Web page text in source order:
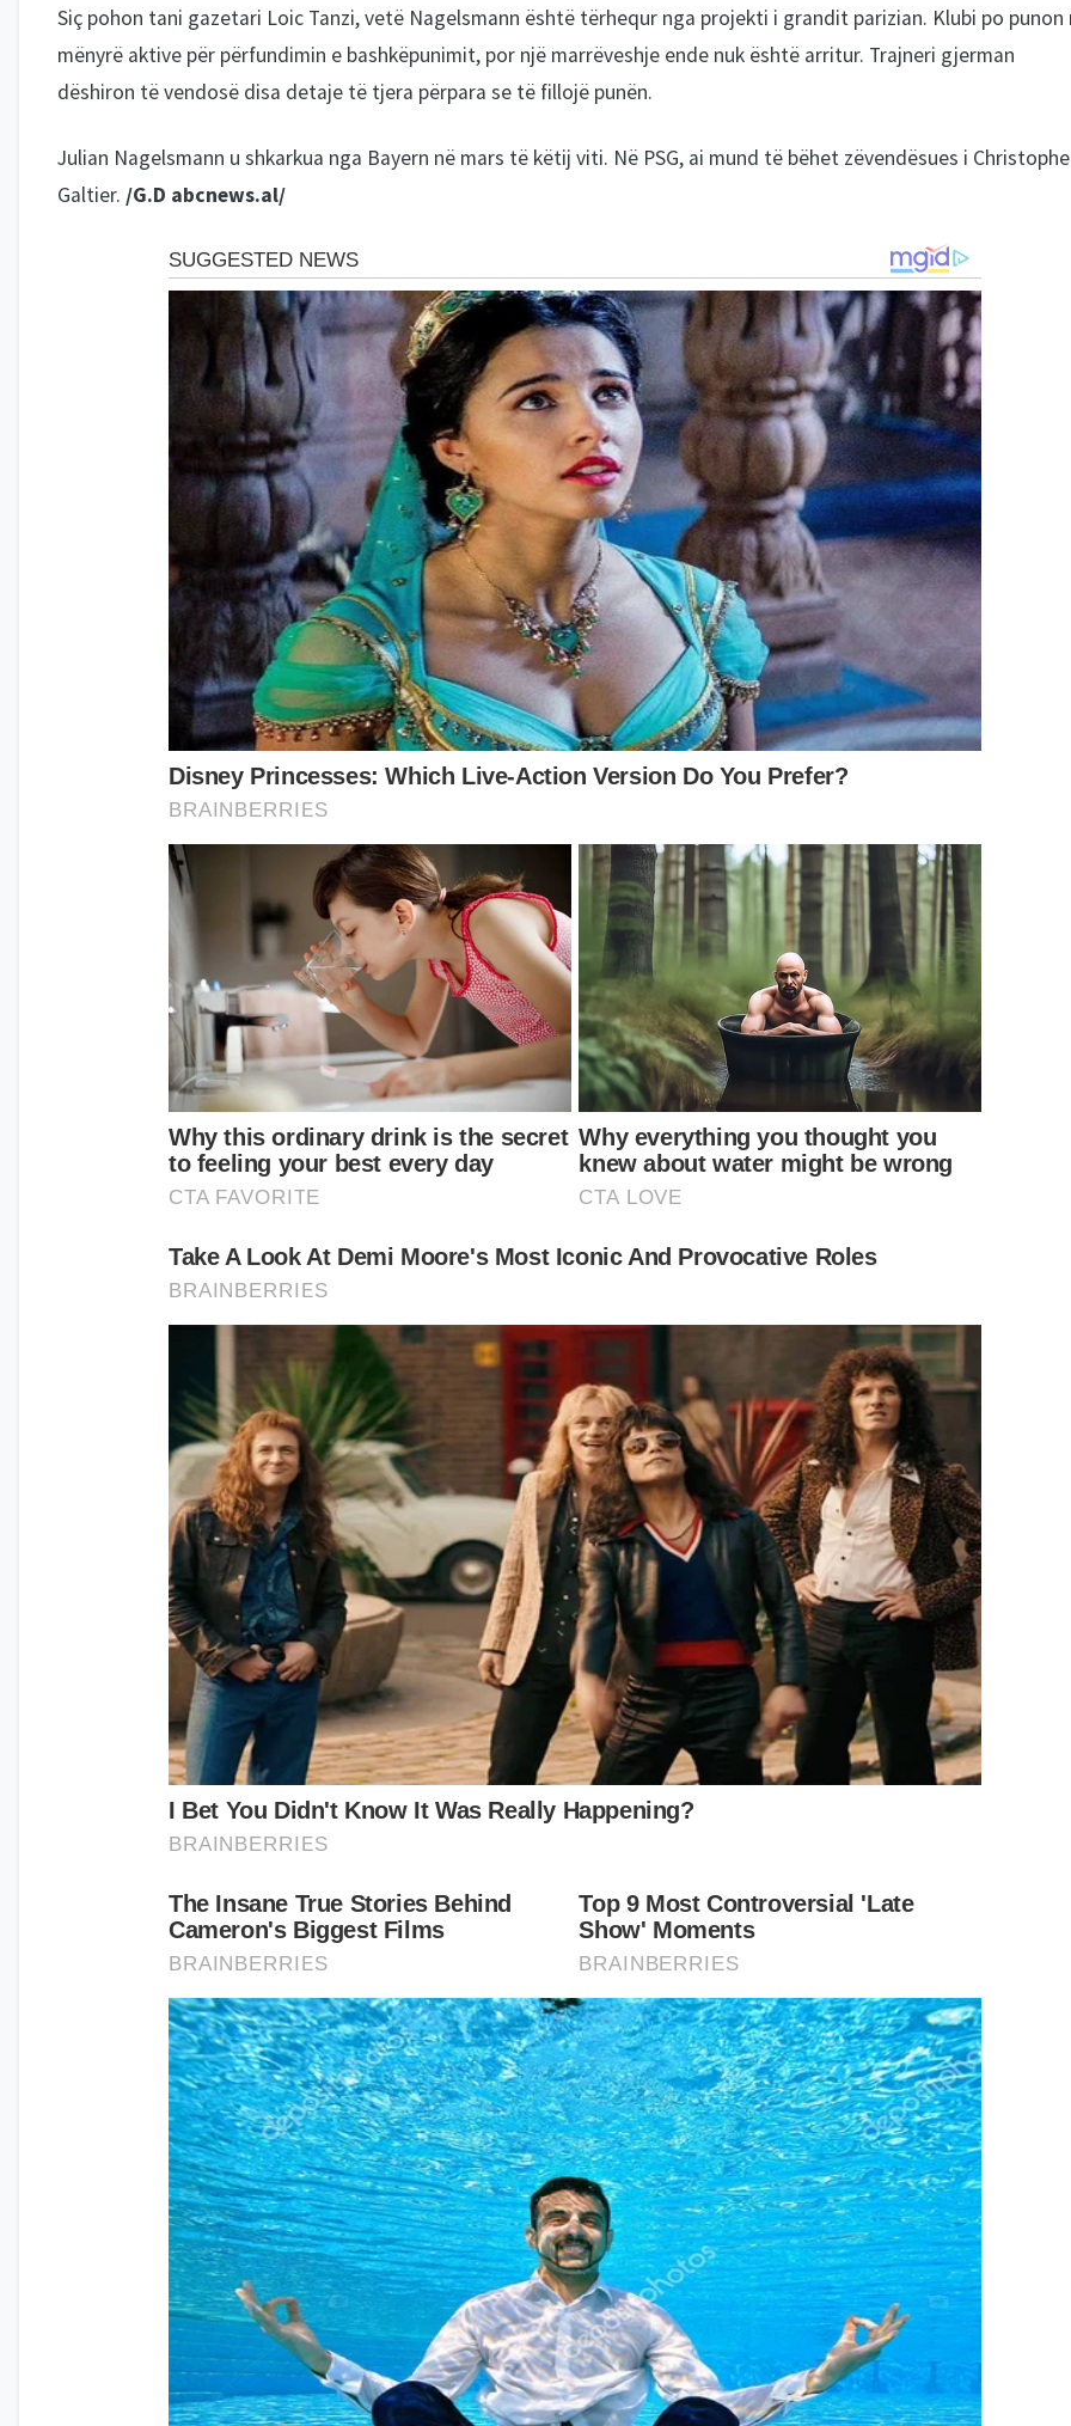
Siç pohon tani gazetari Loic Tanzi, vetë Nagelsmann është tërhequr nga projekti i grandit parizian. Klubi po punon
mënyrë aktive për përfundimin e bashkëpunimit, por një marrëveshje ende nuk është arritur. Trajneri gjerman
dëshiron të vendosë disa detaje të tjera përpara se të fillojë punën.
Julian Nagelsmann u shkarkua nga Bayern në mars të këtij viti. Në PSG, ai mund të bëhet zëvendësues i Christophe
Galtier. /G.D abcnews.al/